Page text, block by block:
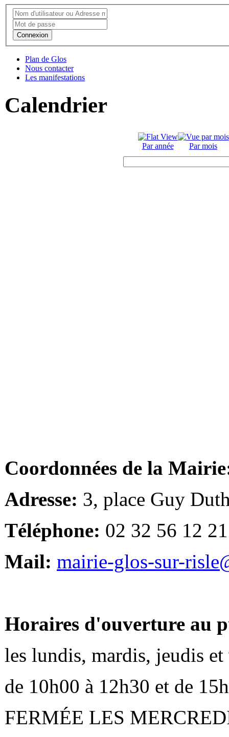
Connexion
Plan de Glos
Nous contacter
Les manifestations
Calendrier
Par année Par mois
Coordonnées de la
Adresse: 3, place Guy
Téléphone: 02 32 56 12 21
Mail: mairie-glos-sur-
Horaires d'ouverture au
les lundis, mardis, jeudis et
de 10h00 à 12h30 et de
FERMÉE LES